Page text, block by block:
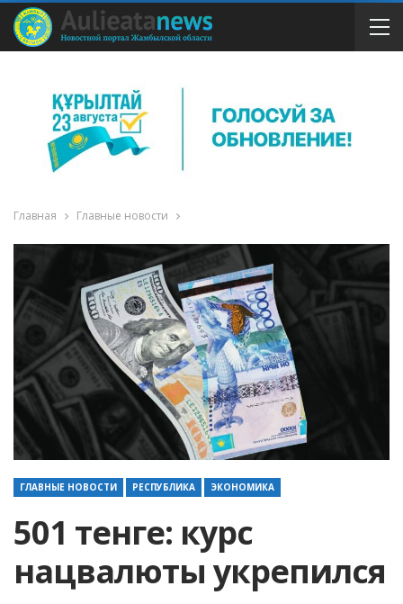
Главная Главные новости
ГЛАВНЫЕ НОВОСТИ РЕСПУБЛИКА ЭКОНОМИКА
501 тенге: курс
нацвалюты укрепился